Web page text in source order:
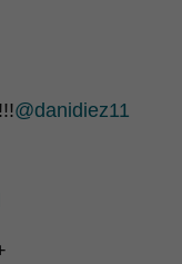
@danidiez11